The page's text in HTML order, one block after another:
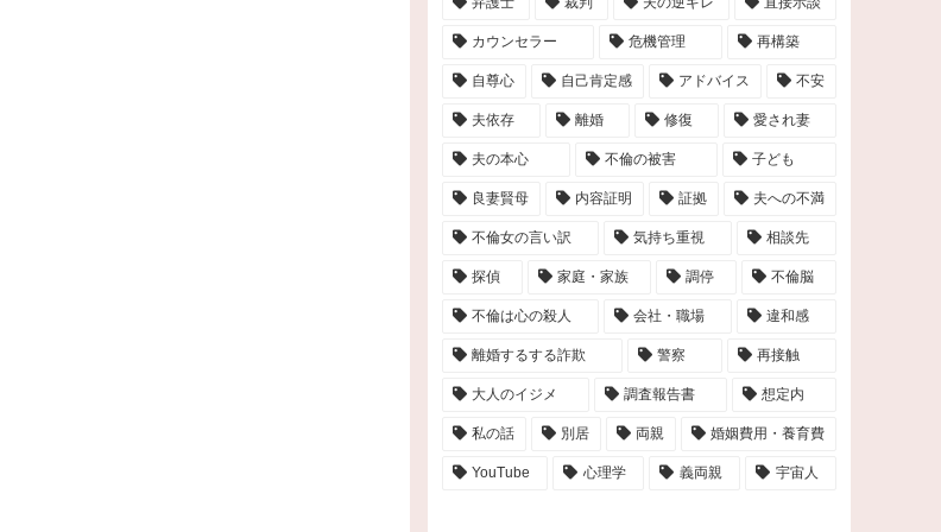
カウンセラー 危機管理 再構築
自尊心 自己肯定感 アドバイス 不安
夫依存 離婚 修復 愛され妻
夫の本心 不倫の被害 子ども
良妻賢母 内容証明 証拠 夫への不満
不倫女の言い訳 気持ち重視 相談先
探偵 家庭・家族 調停 不倫脳
不倫は心の殺人 会社・職場 違和感
離婚するする詐欺 警察 再接触
大人のイジメ 調査報告書 想定内
私の話 別居 両親 婚姻費用・養育費
YouTube 心理学 義両親 宇宙人